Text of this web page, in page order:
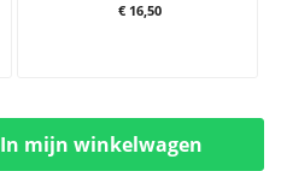
€ 16,50
In mijn winkelwagen